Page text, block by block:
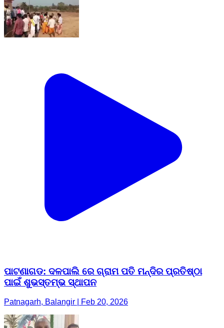
ପାଟଣାଗଡ: ଦଳପାଲି ରେ ଗ୍ରାମ ପତି ମନ୍ଦିର ପ୍ରତିଷ୍ଠା
ପାଇଁ ଶୁଭସ୍ତମ୍ଭ ସ୍ଥାପନ
Patnagarh, Balangir | Feb 20, 2026